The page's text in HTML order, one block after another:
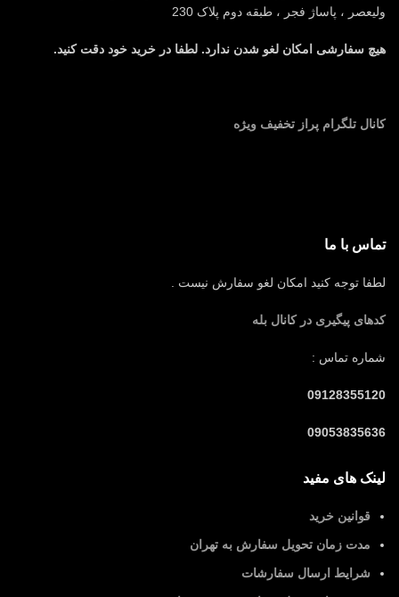
ولیعصر ، پاساژ فجر ، طبقه دوم پلاک 230
هیچ سفارشی امکان لغو شدن ندارد. لطفا در خرید خود دقت کنید.
کانال تلگرام پراز تخفیف ویژه
تماس با ما
لطفا توجه کنید امکان لغو سفارش نیست .
کدهای پیگیری در کانال بله
شماره تماس :
09128355120
09053835636
لینک های مفید
قوانین خرید
مدت زمان تحویل سفارش به تهران
شرایط ارسال سفارشات